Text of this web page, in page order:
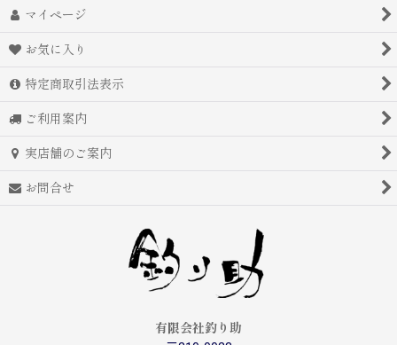
マイページ
お気に入り
特定商取引法表示
ご利用案内
実店舗のご案内
お問合せ
有限会社釣り助